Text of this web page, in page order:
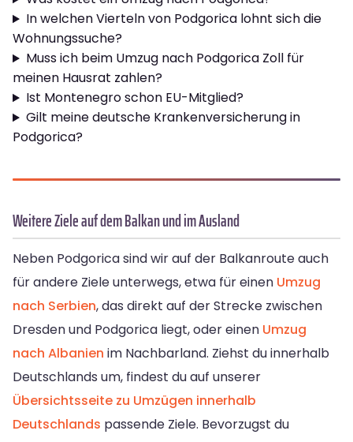
In welchen Vierteln von Podgorica lohnt sich die
Wohnungssuche?
Muss ich beim Umzug nach Podgorica Zoll für
meinen Hausrat zahlen?
Ist Montenegro schon EU-Mitglied?
Gilt meine deutsche Krankenversicherung in
Podgorica?
Weitere Ziele auf dem Balkan und im Ausland
Neben Podgorica sind wir auf der Balkanroute auch
für andere Ziele unterwegs, etwa für einen Umzug
nach Serbien, das direkt auf der Strecke zwischen
Dresden und Podgorica liegt, oder einen Umzug
nach Albanien im Nachbarland. Ziehst du innerhalb
Deutschlands um, findest du auf unserer
Übersichtsseite zu Umzügen innerhalb
Deutschlands passende Ziele. Bevorzugst du